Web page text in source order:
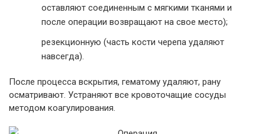
оставляют соединенным с мягкими тканями и
после операции возвращают на свое место);
резекционную (часть кости черепа удаляют
навсегда).
После процесса вскрытия, гематому удаляют, рану
осматривают. Устраняют все кровоточащие сосуды
методом коагулирования.